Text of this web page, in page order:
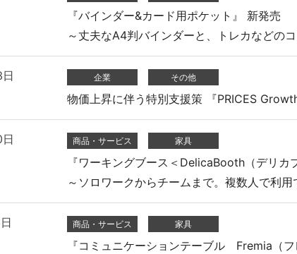
『バインダー&カード用ポケット』 新発売
～丈夫なA4判バインダーと、トレカなどの
企業 その他
物価上昇に伴う特別支援策 『PRICES
商品・サービス 家具
『ワーキングブース＜DelicaBooth（デリ
～ソロワークからチームまで。複数人で利用
商品・サービス 家具
『コミュニケーションテーブル Fremia（
設用家具